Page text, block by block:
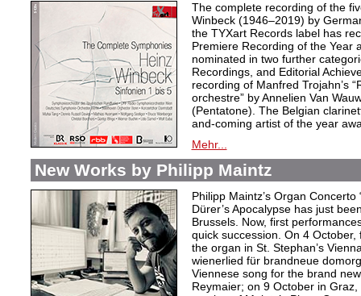
The complete recording of the
Winbeck (1946–2019) by
the TYXart Records label has
Premiere Recording of the Year
nominated in two further
Recordings, and Editorial
recording of Manfred Trojahn’s
orchestre” by Annelien Van
(Pentatone). The Belgian
and-coming artist of the year
Mehr...
New Works by Philipp Maintz
Philipp Maintz’s Organ
Dürer’s Apocalypse has just
Brussels. Now, first
quick succession. On 4
the organ in St. Stephan’s
wienerlied für brandneue
Viennese song for the brand
Reymaier; on 9 October in